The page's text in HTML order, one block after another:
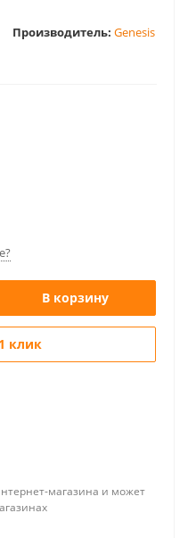
Производитель: Genesis
В корзину
клик
магазина и может